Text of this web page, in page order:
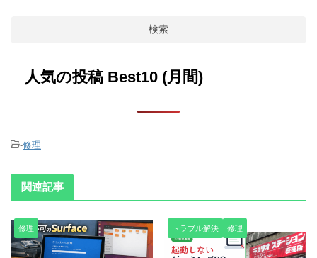
検索
人気の投稿 Best10 (月間)
-修理
関連記事
修理 トラブル解決 修理